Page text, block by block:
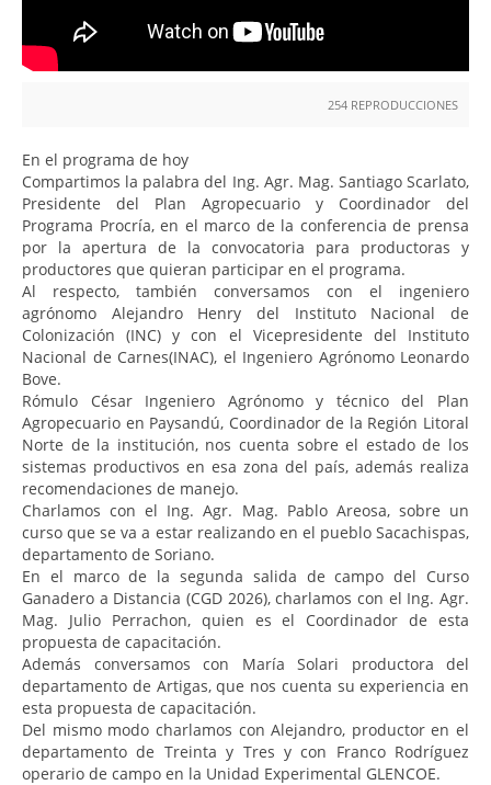
254 REPRODUCCIONES
En el programa de hoy
Compartimos la palabra del Ing. Agr. Mag. Santiago Scarlato,
Presidente del Plan Agropecuario y Coordinador del
Programa Procría, en el marco de la conferencia de prensa
por la apertura de la convocatoria para productoras y
productores que quieran participar en el programa.
Al respecto, también conversamos con el ingeniero
agrónomo Alejandro Henry del Instituto Nacional de
Colonización (INC) y con el Vicepresidente del Instituto
Nacional de Carnes(INAC), el Ingeniero Agrónomo Leonardo
Bove.
Rómulo César Ingeniero Agrónomo y técnico del Plan
Agropecuario en Paysandú, Coordinador de la Región Litoral
Norte de la institución, nos cuenta sobre el estado de los
sistemas productivos en esa zona del país, además realiza
recomendaciones de manejo.
Charlamos con el Ing. Agr. Mag. Pablo Areosa, sobre un
curso que se va a estar realizando en el pueblo Sacachispas,
departamento de Soriano.
En el marco de la segunda salida de campo del Curso
Ganadero a Distancia (CGD 2026), charlamos con el Ing. Agr.
Mag. Julio Perrachon, quien es el Coordinador de esta
propuesta de capacitación.
Además conversamos con María Solari productora del
departamento de Artigas, que nos cuenta su experiencia en
esta propuesta de capacitación.
Del mismo modo charlamos con Alejandro, productor en el
departamento de Treinta y Tres y con Franco Rodríguez
operario de campo en la Unidad Experimental GLENCOE.